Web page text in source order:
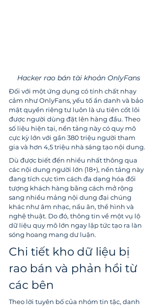
Hacker rao bán tài khoản OnlyFans
Đối với một ứng dụng có tính chất nhạy
cảm như OnlyFans, yếu tố ẩn danh và bảo
mật quyền riêng tư luôn là ưu tiên cốt lõi
được người dùng đặt lên hàng đầu. Theo
số liệu hiện tại, nền tảng này có quy mô
cực kỳ lớn với gần 380 triệu người tham
gia và hơn 4,5 triệu nhà sáng tạo nội dung.
Dù được biết đến nhiều nhất thông qua
các nội dung người lớn (18+), nền tảng này
đang tích cực tìm cách đa dạng hóa đối
tượng khách hàng bằng cách mở rộng
sang nhiều mảng nội dung đại chúng
khác như âm nhạc, nấu ăn, thể hình và
nghệ thuật. Do đó, thông tin về một vụ lộ
dữ liệu quy mô lớn ngay lập tức tạo ra làn
sóng hoang mang dư luận.
Chi tiết kho dữ liệu bị
rao bán và phản hồi từ
các bên
Theo lời tuyên bố của nhóm tin tặc, danh